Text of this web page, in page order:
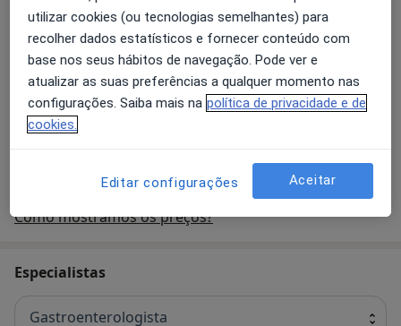
Serviços
Gastrenterologia
Primeira consulta Gastrenterologia
Como mostramos os preços?
Especialistas
Gastroenterologista
utilizar cookies (ou tecnologias semelhantes) para
recolher dados estatísticos e fornecer conteúdo com
base nos seus hábitos de navegação. Pode ver e
atualizar as suas preferências a qualquer momento nas
configurações. Saiba mais na política de privacidade e de
cookies.
Editar configurações Aceitar